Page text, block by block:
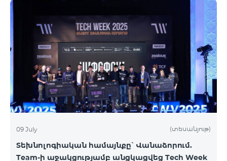
09 July (տեսանյութ)
Տեխնոլոգիական համայնքը՝ Վանաձորում.
Team-ի աջակցությամբ անցկացվեց Tech Week